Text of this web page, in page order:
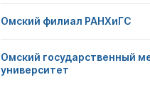
Омский филиал РАНХиГС
Омский государственный
университет